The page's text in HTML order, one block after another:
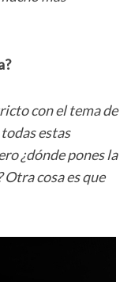
con el tema de
estas
¿dónde pones la
Otra cosa es que